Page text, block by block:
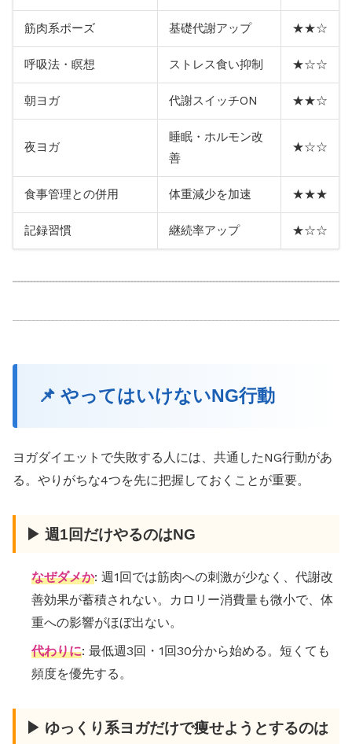
筋肉系ポーズ 基礎代謝アップ ★★☆
呼吸法・瞑想 ストレス食い抑制 ★☆☆
朝ヨガ 代謝スイッチON ★★☆
夜ヨガ
睡眠・ホルモン改
善
★☆☆
食事管理との併用 体重減少を加速 ★★★
記録習慣 継続率アップ ★☆☆
📌 やってはいけないNG行動
ヨガダイエットで失敗する人には、共通したNG行動があ
る。やりがちな4つを先に把握しておくことが重要。
▶ 週1回だけやるのはNG
なぜダメか: 週1回では筋肉への刺激が少なく、代謝改
善効果が蓄積されない。カロリー消費量も微小で、体
重への影響がほぼ出ない。
代わりに: 最低週3回・1回30分から始める。短くても
頻度を優先する。
▶ ゆっくり系ヨガだけで痩せようとするのは